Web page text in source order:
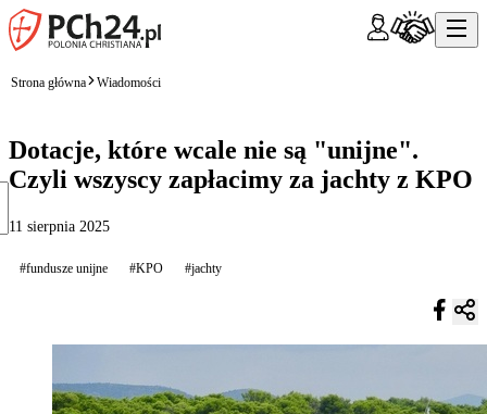
Strona główna Wiadomości
Dotacje, które wcale nie są "unijne".
Czyli wszyscy zapłacimy za jachty z KPO
11 sierpnia 2025
#fundusze unijne #KPO #jachty